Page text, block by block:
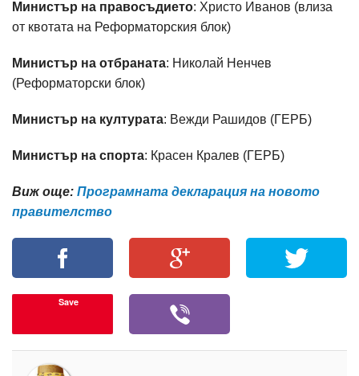
Министър на правосъдието: Христо Иванов (влиза
от квотата на Реформаторския блок)
Министър на отбраната: Николай Ненчев
(Реформаторски блок)
Министър на културата: Вежди Рашидов (ГЕРБ)
Министър на спорта: Красен Кралев (ГЕРБ)
Виж още: Програмната декларация на новото
правителство
Save